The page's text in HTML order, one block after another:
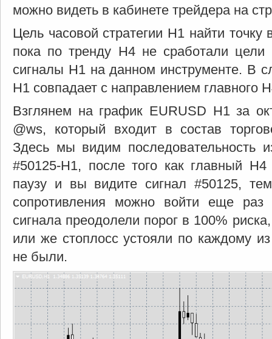
можно видеть в кабинете трейдера на
Цель часовой стратегии H1 найти
пока по тренду H4 не сработали
сигналы H1 на данном инструменте. В
H1 совпадает с направлением главного
Взглянем на график EURUSD H1 за
@ws, который входит в состав
Здесь мы видим последовательность
#50125-H1, после того как главный
паузу и вы видите сигнал #50125,
сопротивления можно войти еще
сигнала преодолели порог в 100%
или же стоплосс устояли по каждому
не были.